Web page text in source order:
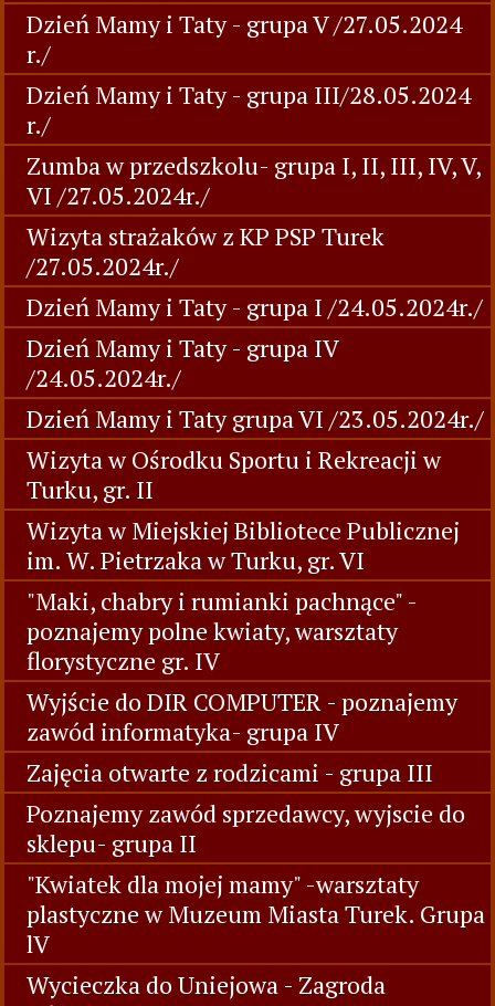
Dzień Mamy i Taty - grupa V /27.05.2024
r./
Dzień Mamy i Taty - grupa III/28.05.2024
r./
Zumba w przedszkolu- grupa I, II, III, IV, V,
VI /27.05.2024r./
Wizyta strażaków z KP PSP Turek
/27.05.2024r./
Dzień Mamy i Taty - grupa I /24.05.2024r./
Dzień Mamy i Taty - grupa IV
/24.05.2024r./
Dzień Mamy i Taty grupa VI /23.05.2024r./
Wizyta w Ośrodku Sportu i Rekreacji w
Turku, gr. II
Wizyta w Miejskiej Bibliotece Publicznej
im. W. Pietrzaka w Turku, gr. VI
"Maki, chabry i rumianki pachnące" -
poznajemy polne kwiaty, warsztaty
florystyczne gr. IV
Wyjście do DIR COMPUTER - poznajemy
zawód informatyka- grupa IV
Zajęcia otwarte z rodzicami - grupa III
Poznajemy zawód sprzedawcy, wyjscie do
sklepu- grupa II
"Kwiatek dla mojej mamy" -warsztaty
plastyczne w Muzeum Miasta Turek. Grupa
lV
Wycieczka do Uniejowa - Zagroda